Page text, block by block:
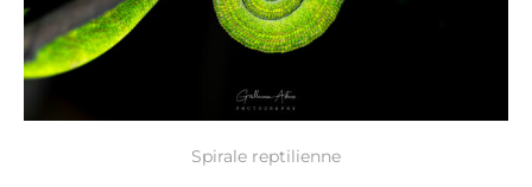
Spirale reptilienne